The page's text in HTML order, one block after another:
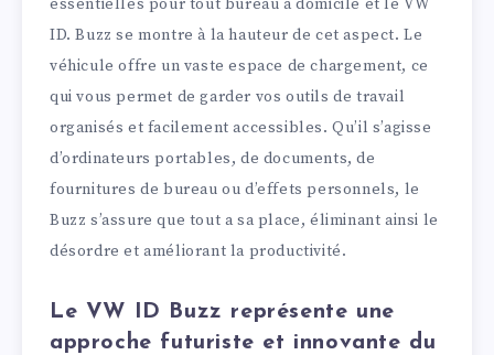
essentielles pour tout bureau à domicile et le VW
ID. Buzz se montre à la hauteur de cet aspect. Le
véhicule offre un vaste espace de chargement, ce
qui vous permet de garder vos outils de travail
organisés et facilement accessibles. Qu’il s’agisse
d’ordinateurs portables, de documents, de
fournitures de bureau ou d’effets personnels, le
Buzz s’assure que tout a sa place, éliminant ainsi le
désordre et améliorant la productivité.
Le VW ID Buzz représente une
approche futuriste et innovante du